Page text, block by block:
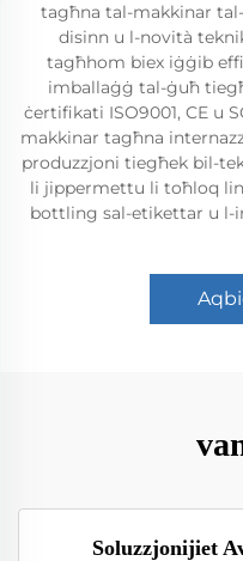
tagħna tal-makkinar
disinn u l-novità
tagħhom biex iġġib
imballaġġ tal-ġuħ
ċertifikati ISO9001, CE u
makkinar tagħna
produzzjoni tiegħek bil-
li jippermettu li toħloq
bottling sal-etikettar u l-
Soluzzjonijiet